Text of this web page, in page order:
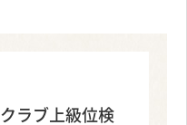
ラブ上級位検